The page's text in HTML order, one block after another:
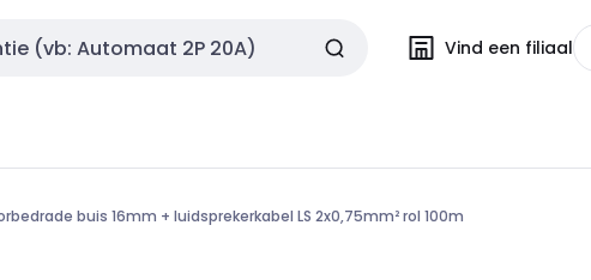
Vind een filiaal
buis 16mm + luidsprekerkabel LS 2x0,75mm² rol 100m